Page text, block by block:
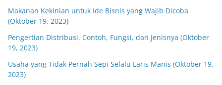
Makanan Kekinian untuk Ide Bisnis yang Wajib Dicoba
(Oktober 19, 2023)
Pengertian Distribusi, Contoh, Fungsi, dan Jenisnya (Oktober
19, 2023)
Usaha yang Tidak Pernah Sepi Selalu Laris Manis (Oktober 19,
2023)